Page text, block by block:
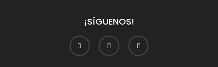
¡SÍGUENOS!